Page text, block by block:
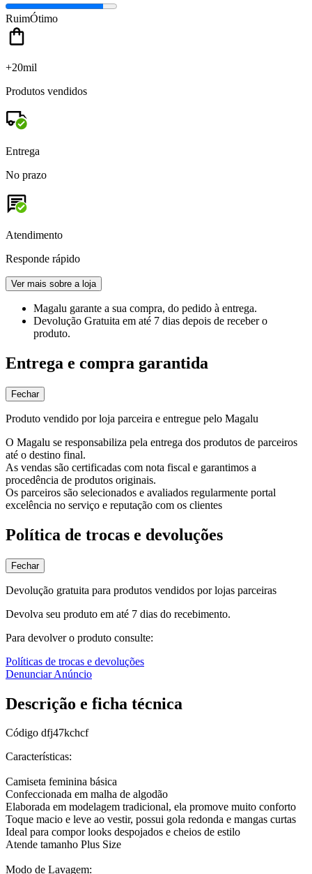
RuimÓtimo
+20mil
Produtos vendidos
Entrega
No prazo
Atendimento
Responde rápido
Ver mais sobre a loja
Magalu garante a sua compra, do pedido à entrega.
Devolução Gratuita em até 7 dias depois de receber o
produto.
Entrega e compra garantida
Fechar
Produto vendido por loja parceira e entregue pelo Magalu
O Magalu se responsabiliza pela entrega dos produtos de parceiros
até o destino final.
As vendas são certificadas com nota fiscal e garantimos a
procedência de produtos originais.
Os parceiros são selecionados e avaliados regularmente portal
excelência no serviço e reputação com os clientes
Política de trocas e devoluções
Fechar
Devolução gratuita para produtos vendidos por lojas parceiras
Devolva seu produto em até 7 dias do recebimento.
Para devolver o produto consulte:
Políticas de trocas e devoluções
Denunciar Anúncio
Descrição e ficha técnica
Código dfj47kchcf
Características:
Camiseta feminina básica
Confeccionada em malha de algodão
Elaborada em modelagem tradicional, ela promove muito conforto
Toque macio e leve ao vestir, possui gola redonda e mangas curtas
Ideal para compor looks despojados e cheios de estilo
Atende tamanho Plus Size
Modo de Lavagem: